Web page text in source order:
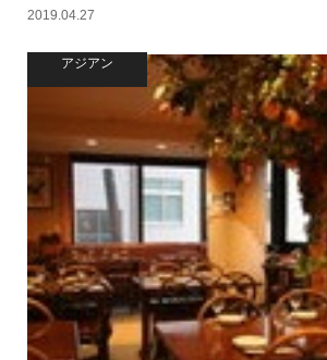
2019.04.27
アジアン